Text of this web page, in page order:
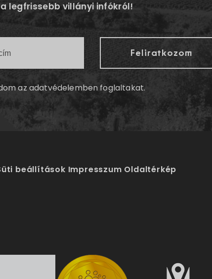
legfrissebb villányi infókról!
azadatvédelemben foglaltakat.
beállítások Impresszum Oldaltérkép